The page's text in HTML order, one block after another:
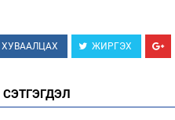
ХУВААЛЦАХ ЖИРГЭХ
СЭТГЭГДЭЛ